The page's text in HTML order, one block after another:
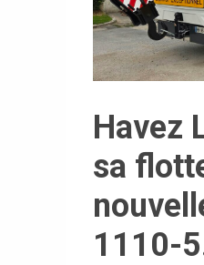
Havez
sa
1110-